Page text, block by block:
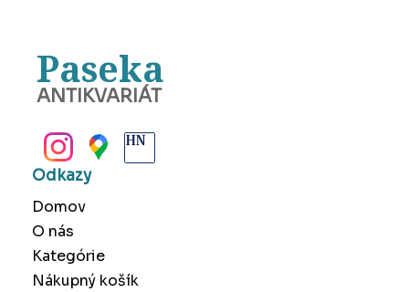
Paseka
ANTIKVARIÁT
Odkazy
Domov
O nás
Kategórie
Nákupný košík